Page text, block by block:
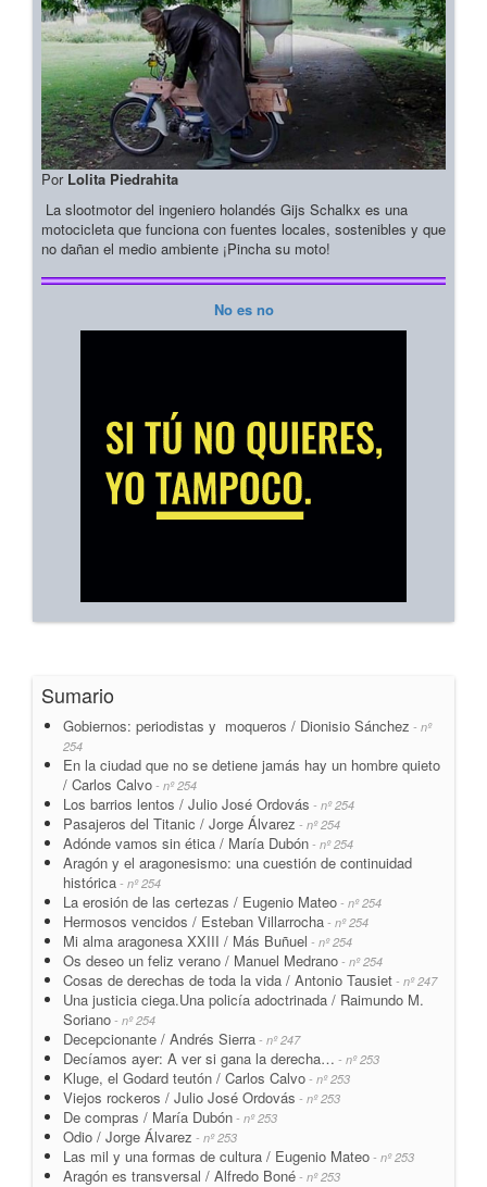
Por Lolita Piedrahita
La slootmotor del ingeniero holandés Gijs Schalkx es una
motocicleta que funciona con fuentes locales, sostenibles y que
no dañan el medio ambiente ¡Pincha su moto!
No es no
Sumario
Gobiernos: periodistas y moqueros / Dionisio Sánchez - nº
254
En la ciudad que no se detiene jamás hay un hombre quieto
/ Carlos Calvo - nº 254
Los barrios lentos / Julio José Ordovás - nº 254
Pasajeros del Titanic / Jorge Álvarez - nº 254
Adónde vamos sin ética / María Dubón - nº 254
Aragón y el aragonesismo: una cuestión de continuidad
histórica - nº 254
La erosión de las certezas / Eugenio Mateo - nº 254
Hermosos vencidos / Esteban Villarrocha - nº 254
Mi alma aragonesa XXIII / Más Buñuel - nº 254
Os deseo un feliz verano / Manuel Medrano - nº 254
Cosas de derechas de toda la vida / Antonio Tausiet - nº 247
Una justicia ciega.Una policía adoctrinada / Raimundo M.
Soriano - nº 254
Decepcionante / Andrés Sierra - nº 247
Decíamos ayer: A ver si gana la derecha… - nº 253
Kluge, el Godard teutón / Carlos Calvo - nº 253
Viejos rockeros / Julio José Ordovás - nº 253
De compras / María Dubón - nº 253
Odio / Jorge Álvarez - nº 253
Las mil y una formas de cultura / Eugenio Mateo - nº 253
Aragón es transversal / Alfredo Boné - nº 253